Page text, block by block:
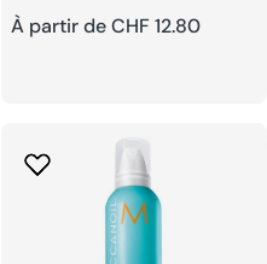
Prix
À partir de CHF 12.80